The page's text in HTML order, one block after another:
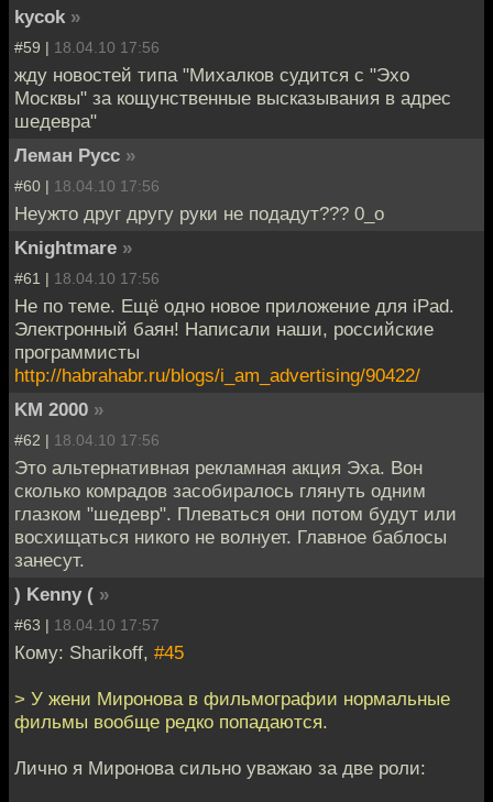
kycok »
#59 | 18.04.10 17:56
жду новостей типа "Михалков судится с "Эхо
Москвы" за кощунственные высказывания в адрес
шедевра"
Леман Русс »
#60 | 18.04.10 17:56
Неужто друг другу руки не подадут??? 0_о
Knightmare »
#61 | 18.04.10 17:56
Не по теме. Ещё одно новое приложение для iPad.
Электронный баян! Написали наши, российские
программисты
http://habrahabr.ru/blogs/i_am_advertising/90422/
KM 2000 »
#62 | 18.04.10 17:56
Это альтернативная рекламная акция Эха. Вон
сколько комрадов засобиралось глянуть одним
глазком "шедевр". Плеваться они потом будут или
восхищаться никого не волнует. Главное баблосы
занесут.
) Kenny ( »
#63 | 18.04.10 17:57
Кому: Sharikoff, #45
> У жени Миронова в фильмографии нормальные
фильмы вообще редко попадаются.
Лично я Миронова сильно уважаю за две роли: